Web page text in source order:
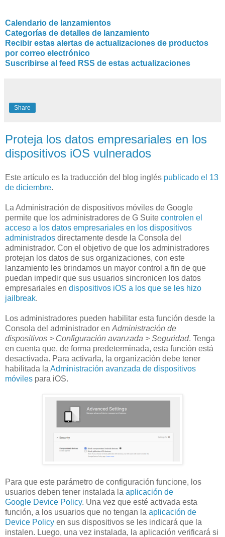
Calendario de lanzamientos
Categorías de detalles de lanzamiento
Recibir estas alertas de actualizaciones de productos
por correo electrónico
Suscribirse al feed RSS de estas actualizaciones
Share
Proteja los datos empresariales en los
dispositivos iOS vulnerados
Este artículo es la traducción del blog inglés publicado el 13
de diciembre.
La Administración de dispositivos móviles de Google
permite que los administradores de G Suite controlen el
acceso a los datos empresariales en los dispositivos
administrados directamente desde la Consola del
administrador. Con el objetivo de que los administradores
protejan los datos de sus organizaciones, con este
lanzamiento les brindamos un mayor control a fin de que
puedan impedir que sus usuarios sincronicen los datos
empresariales en dispositivos iOS a los que se les hizo
jailbreak.
Los administradores pueden habilitar esta función desde la
Consola del administrador en Administración de
dispositivos > Configuración avanzada > Seguridad. Tenga
en cuenta que, de forma predeterminada, esta función está
desactivada. Para activarla, la organización debe tener
habilitada la Administración avanzada de dispositivos
móviles para iOS.
Para que este parámetro de configuración funcione, los
usuarios deben tener instalada la aplicación de
Google Device Policy. Una vez que esté activada esta
función, a los usuarios que no tengan la aplicación de
Device Policy en sus dispositivos se les indicará que la
instalen. Luego, una vez instalada, la aplicación verificará si